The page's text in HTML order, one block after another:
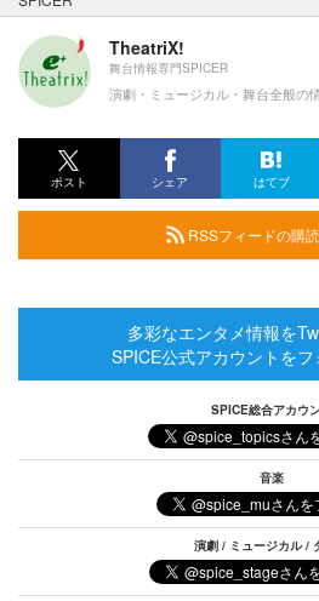
TheatriX!
舞台情報専門SPICER
演劇・ミュージカル・舞台全般の
ポスト シェア はてブ
RSSフィードの購
多彩なエンタメ情報を
SPICE公式アカウントをフ
SPICE総合アカウ
音楽
演劇 / ミュージカル /